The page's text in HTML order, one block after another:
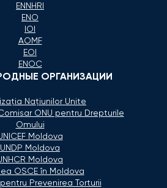
ENNHRI
ENO
IOI
AOMF
EOI
ENOC
ОРГАНИЗАЦИИ
Naţiunilor Unite
ONU pentru Drepturile
Omului
Moldova
UNDP Moldova
Moldova
OSCE în Moldova
Prevenirea Torturii